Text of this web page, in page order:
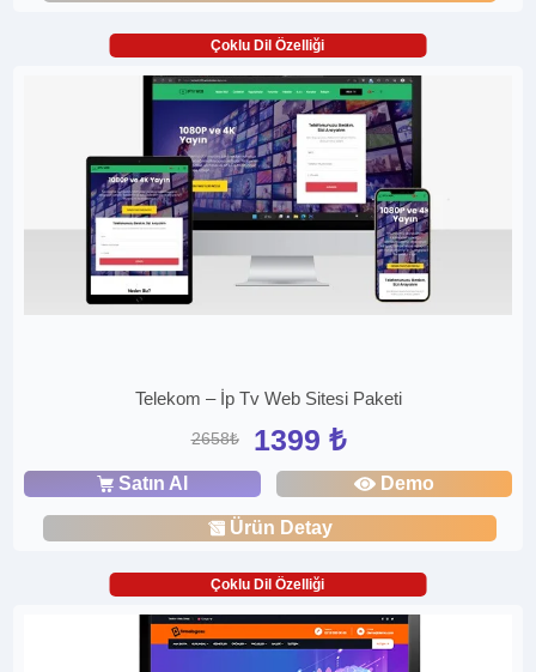
Çoklu Dil Özelliği
Telekom – İp Tv Web Sitesi Paketi
2658₺ 1399 ₺
Satın Al Demo
Ürün Detay
Çoklu Dil Özelliği